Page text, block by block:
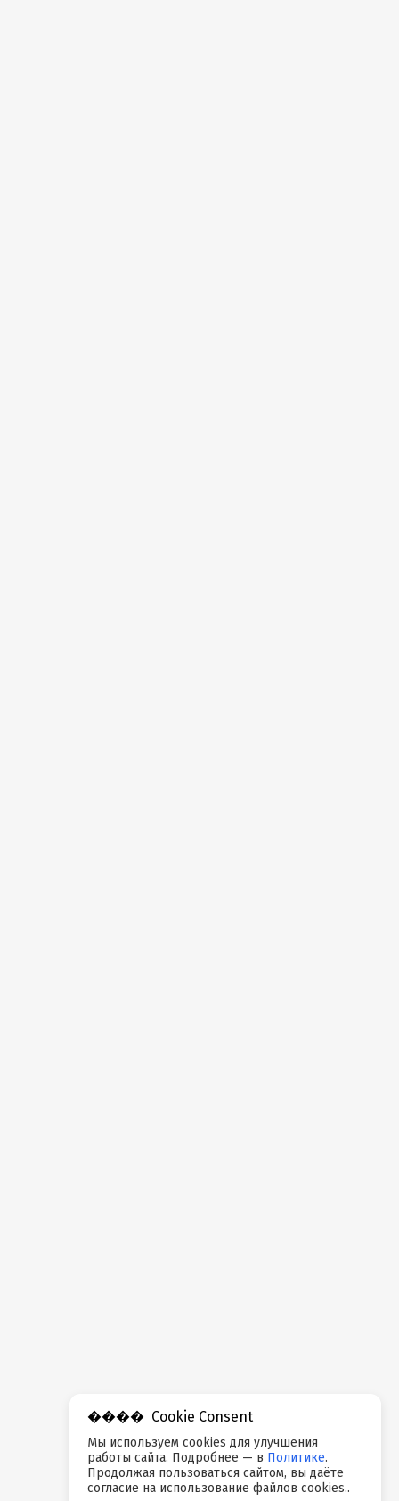
Cookie Consent
Мы используем cookies для улучшения
работы сайта. Подробнее — в Политике.
Продолжая пользоваться сайтом, вы даёте
согласие на использование файлов cookies..